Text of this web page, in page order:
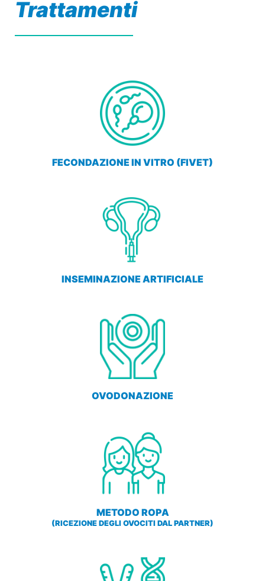
Trattamenti
FECONDAZIONE IN VITRO (FIVET)
INSEMINAZIONE ARTIFICIALE
OVODONAZIONE
METODO ROPA
(RICEZIONE DEGLI OVOCITI DAL PARTNER)